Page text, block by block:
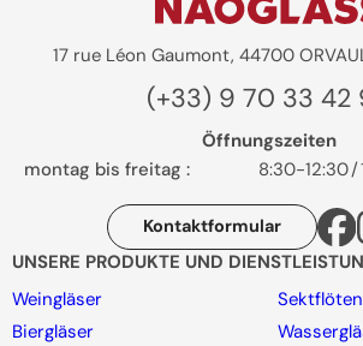
17 rue Léon Gaumont, 44700
(+33) 9 70 33 42
Öffnungszeiten
montag bis freitag :
8:30-12:30/
Kontaktformular
UNSERE PRODUKTE UND
Weingläser
Sektflöten
Biergläser